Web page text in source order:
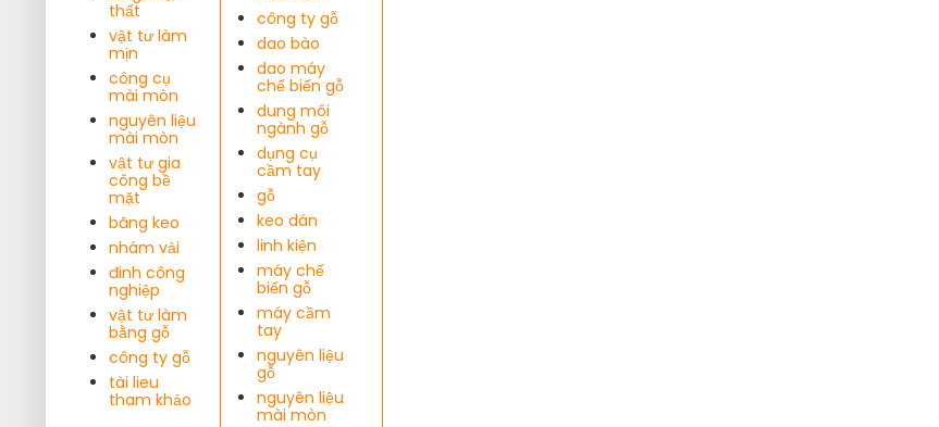
thất
vật tư làm
mịn
công cụ
mài mòn
nguyên liệu
mài mòn
vật tư gia
công bề
mặt
băng keo
nhám vải
đinh công
nghiệp
vật tư làm
bằng gỗ
công ty gỗ
tài lieu
tham khảo
công ty gỗ
dao bào
dao máy
chế biến gỗ
dung môi
ngành gỗ
dụng cụ
cầm tay
gỗ
keo dán
linh kiện
máy chế
biến gỗ
máy cầm
tay
nguyên liệu
gỗ
nguyên liệu
mài mòn